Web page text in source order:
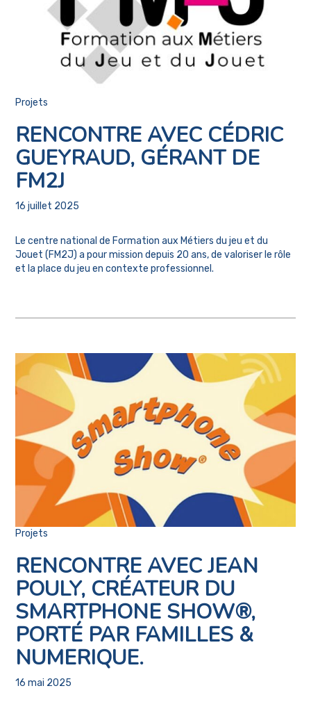
Projets
RENCONTRE AVEC CÉDRIC
GUEYRAUD, GÉRANT DE
FM2J
16 juillet 2025
Le centre national de Formation aux Métiers du jeu et du
Jouet (FM2J) a pour mission depuis 20 ans, de valoriser le rôle
et la place du jeu en contexte professionnel.
Projets
RENCONTRE AVEC JEAN
POULY, CRÉATEUR DU
SMARTPHONE SHOW®,
PORTÉ PAR FAMILLES &
NUMERIQUE.
16 mai 2025